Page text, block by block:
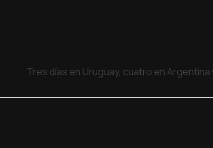
Tres días en Uruguay, cuatro en